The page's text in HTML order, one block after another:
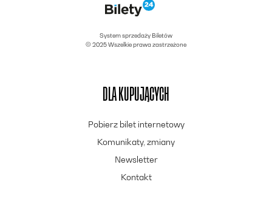
System sprzedaży Biletów
© 2025 Wszelkie prawa zastrzeżone
DLA KUPUJĄCYCH
Pobierz bilet internetowy
Komunikaty, zmiany
Newsletter
Kontakt